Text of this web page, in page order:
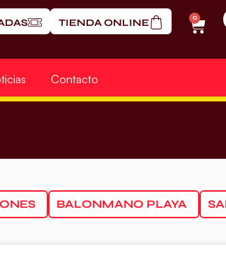
TIENDA ONLINE 0
Contacto
BALONMANO PLAYA